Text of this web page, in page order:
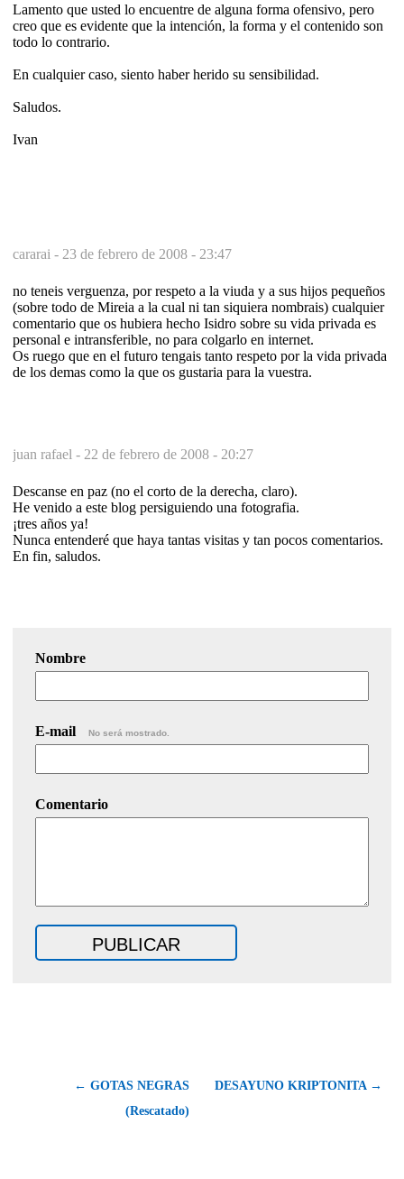
Lamento que usted lo encuentre de alguna forma ofensivo, pero
creo que es evidente que la intención, la forma y el contenido son
todo lo contrario.
En cualquier caso, siento haber herido su sensibilidad.
Saludos.
Ivan
cararai - 23 de febrero de 2008 - 23:47
no teneis verguenza, por respeto a la viuda y a sus hijos pequeños
(sobre todo de Mireia a la cual ni tan siquiera nombrais) cualquier
comentario que os hubiera hecho Isidro sobre su vida privada es
personal e intransferible, no para colgarlo en internet.
Os ruego que en el futuro tengais tanto respeto por la vida privada
de los demas como la que os gustaria para la vuestra.
juan rafael - 22 de febrero de 2008 - 20:27
Descanse en paz (no el corto de la derecha, claro).
He venido a este blog persiguiendo una fotografia.
¡tres años ya!
Nunca entenderé que haya tantas visitas y tan pocos comentarios.
En fin, saludos.
Nombre
E-mail No será mostrado.
Comentario
← GOTAS NEGRAS
(Rescatado)
DESAYUNO KRIPTONITA →